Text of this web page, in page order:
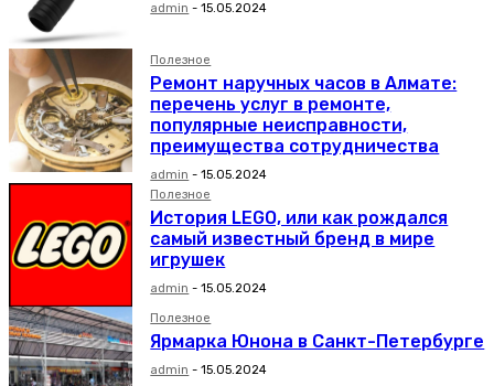
admin - 15.05.2024
Полезное
Ремонт наручных часов в Алмате:
перечень услуг в ремонте,
популярные неисправности,
преимущества сотрудничества
admin - 15.05.2024
Полезное
История LEGO, или как рождался
самый известный бренд в мире
игрушек
admin - 15.05.2024
Полезное
Ярмарка Юнона в Санкт-Петербурге
admin - 15.05.2024